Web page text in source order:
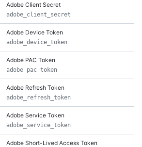
Adobe Client Secret
adobe_client_secret
Adobe Device Token
adobe_device_token
Adobe PAC Token
adobe_pac_token
Adobe Refresh Token
adobe_refresh_token
Adobe Service Token
adobe_service_token
Adobe Short-Lived Access Token